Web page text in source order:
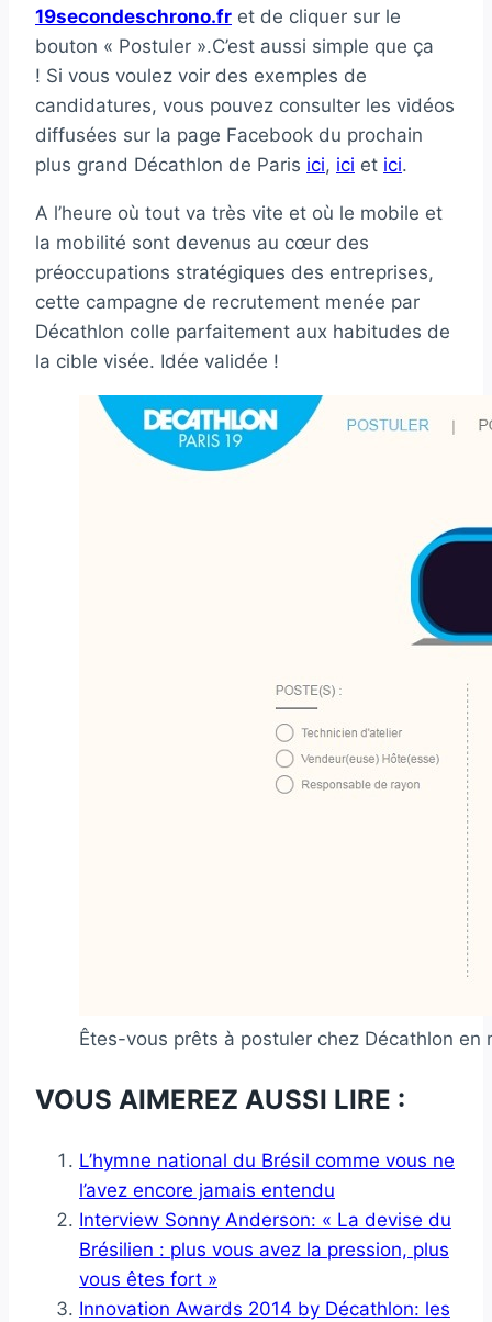
19secondeschrono.fr et de cliquer sur le
bouton « Postuler ».C’est aussi simple que ça
! Si vous voulez voir des exemples de
candidatures, vous pouvez consulter les vidéos
diffusées sur la page Facebook du prochain
plus grand Décathlon de Paris ici, ici et ici.
A l’heure où tout va très vite et où le mobile et
la mobilité sont devenus au cœur des
préoccupations stratégiques des entreprises,
cette campagne de recrutement menée par
Décathlon colle parfaitement aux habitudes de
la cible visée. Idée validée !
Êtes-vous prêts à postuler chez Décathlon en
VOUS AIMEREZ AUSSI LIRE :
L’hymne national du Brésil comme vous ne
l’avez encore jamais entendu
Interview Sonny Anderson: « La devise du
Brésilien : plus vous avez la pression, plus
vous êtes fort »
Innovation Awards 2014 by Décathlon: les